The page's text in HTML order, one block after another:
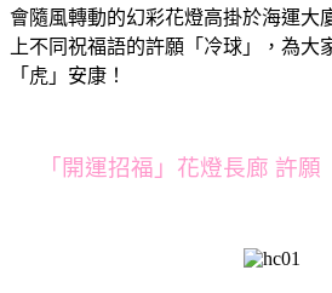
會隨風轉動的幻彩花燈高掛於海運大
上不同祝福語的許願「冷球」，為大
「虎」安康！
「開運招福」花燈長廊 許